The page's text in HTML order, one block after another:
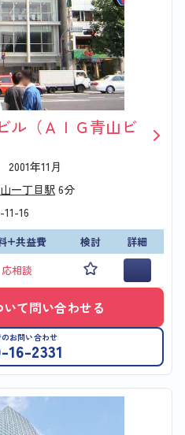
ル（ＡＩＧ青山ビ
2001年11月
一丁目駅 6分
16
+共益費 検討
詳細
応相談
て問い合わせる
お問い合わせ
16-2331